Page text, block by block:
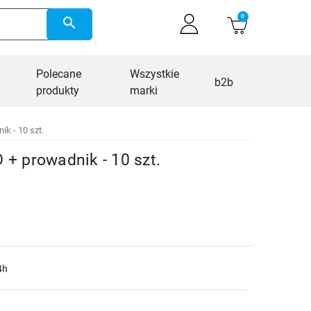
search 0
Polecane
produkty
Wszystkie
marki
b2b
- 10 szt.
+ prowadnik - 10 szt.